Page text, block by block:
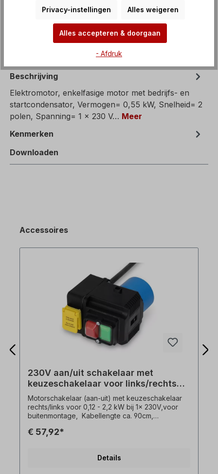
Beschrijving
Elektromotor, enkelfasige motor met bedrijfs- en
startcondensator, Vermogen= 0,55 kW, Snelheid= 2
polen, Spanning= 1 x 230 V… Meer
Kenmerken
Downloaden
Accessoires
230V aan/uit schakelaar met
keuzeschakelaar voor links/rechts
draaien
Motorschakelaar (aan-uit) met keuzeschakelaar
rechts/links voor 0,12 - 2,2 kW bij 1x 230V,voor
buitenmontage, Kabellengte ca. 90cm,
schakelvermogen 16 A - 1x230V,-
alleen als de motor stilstaat!
€ 57,92*
Details
Privacy-instellingen Alles weigeren
Alles accepteren & doorgaan
- Afdruk